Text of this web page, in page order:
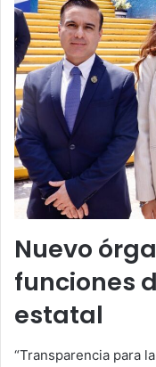
Nuevo
funciones
estatal
“Transparencia para